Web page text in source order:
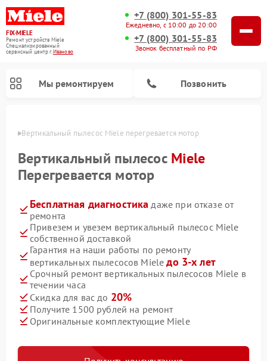
FIX-MIELE
Ремонт устройств Miele
Специализированный
cервисный центр г.Иваново
+7 (800) 301-55-83
Ежедневно, с 10:00 до 20:00
+7 (800) 301-55-83
Звонок бесплатный по РФ
Мы ремонтируем Позвонить
Вертикальный пылесос Miele перегревается мотор
Вертикальный пылесос Miele
Перегревается мотор
Бесплатная диагностика даже при отказе от
ремонта
Привезем и увезем вертикальный пылесос Miele
собственной доставкой
Гарантия на наши работы по ремонту
вертикальных пылесосов Mieleдо 3-х лет
Срочный ремонт вертикальных пылесосов Miele в
течении часа
Скидка для вас до 20%
Получите 1500 рублей на ремонт
Оригинальные комплектующие Miele